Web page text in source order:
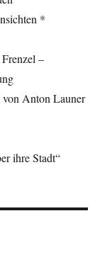
*
–
Anton Launer
ihre Stadt“